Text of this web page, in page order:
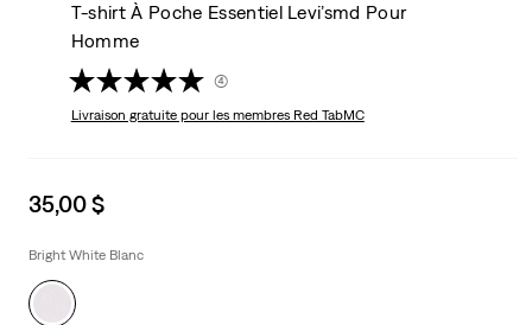
T-shirt À Poche Essentiel Levi’smd Pour
Homme
(4)
Livraison gratuitepour les membres Red TabMC
Sale
is
35,00 $
Bright White Blanc